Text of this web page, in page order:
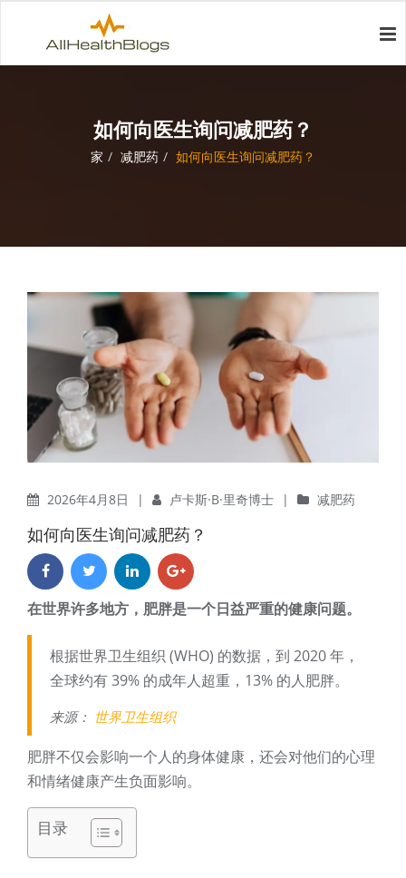
如何向医生询问减肥药？
家 减肥药 如何向医生询问减肥药？
2026年4月8日 | 卢卡斯·B·里奇博士 | 减肥药
如何向医生询问减肥药？
在世界许多地方，肥胖是一个日益严重的健康问题。
根据世界卫生组织 (WHO) 的数据，到 2020 年，
全球约有 39% 的成年人超重，13% 的人肥胖。
来源： 世界卫生组织
肥胖不仅会影响一个人的身体健康，还会对他们的心理
和情绪健康产生负面影响。
目录